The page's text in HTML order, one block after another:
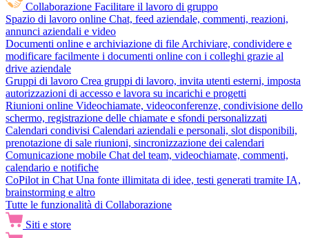
Collaborazione Facilitare il lavoro di gruppo
Spazio di lavoro online Chat, feed aziendale, commenti, reazioni,
annunci aziendali e video
Documenti online e archiviazione di file Archiviare, condividere e
modificare facilmente i documenti online con i colleghi grazie al
drive aziendale
Gruppi di lavoro Crea gruppi di lavoro, invita utenti esterni, imposta
autorizzazioni di accesso e lavora su incarichi e progetti
Riunioni online Videochiamate, videoconferenze, condivisione dello
schermo, registrazione delle chiamate e sfondi personalizzati
Calendari condivisi Calendari aziendali e personali, slot disponibili,
prenotazione di sale riunioni, sincronizzazione dei calendari
Comunicazione mobile Chat del team, videochiamate, commenti,
calendario e notifiche
CoPilot in Chat Una fonte illimitata di idee, testi generati tramite IA,
brainstorming e altro
Tutte le funzionalità di Collaborazione
Siti e store